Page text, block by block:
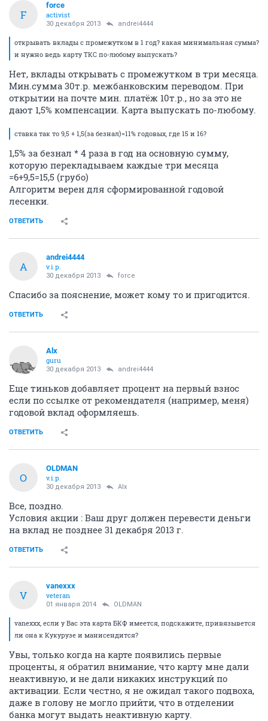
F
force
activist
30 декабря 2013 andrei4444
открывать вклады с промежутком в 1 год? какая минимальная сумма?
и нужно ведь карту ТКС по-любому выпускать?
Нет, вклады открывать с промежутком в три месяца.
Мин.сумма 30т.р. межбанковским переводом. При
открытии на почте мин. платёж 10т.р., но за это не
дают 1,5% компенсации. Карта выпускать по-любому.
ставка так то 9,5 + 1,5(за безнал)=11% годовых, где 15 и 16?
1,5% за безнал * 4 раза в год на основную сумму,
которую перекладываем каждые три месяца
=6+9,5=15,5 (грубо)
Алгоритм верен для сформированной годовой
лесенки.
ОТВЕТИТЬ
A
andrei4444
v.i.p.
30 декабря 2013 force
Спасибо за пояснение, может кому то и пригодится.
ОТВЕТИТЬ
Alx
guru
30 декабря 2013 andrei4444
Еще тиньков добавляет процент на первый взнос
если по ссылке от рекомендателя (например, меня)
годовой вклад оформляешь.
ОТВЕТИТЬ
O
OLDMAN
v.i.p.
30 декабря 2013 Alx
Все, поздно.
Условия акции : Ваш друг должен перевести деньги
на вклад не позднее 31 декабря 2013 г.
ОТВЕТИТЬ
V
vanexxx
veteran
01 января 2014 OLDMAN
vanexxx, если у Вас эта карта БКФ имеется, подскажите, привязывется
ли она к Кукурузе и манисендится?
Увы, только когда на карте появились первые
проценты, я обратил внимание, что карту мне дали
неактивную, и не дали никаких инструкций по
активации. Если честно, я не ожидал такого подвоха,
даже в голову не могло прийти, что в отделении
банка могут выдать неактивную карту.